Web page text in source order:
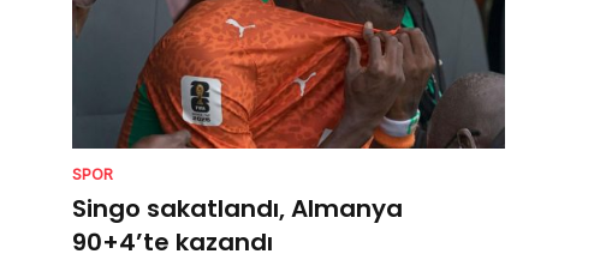
SPOR
Singo sakatlandı, Almanya
90+4’te kazandı